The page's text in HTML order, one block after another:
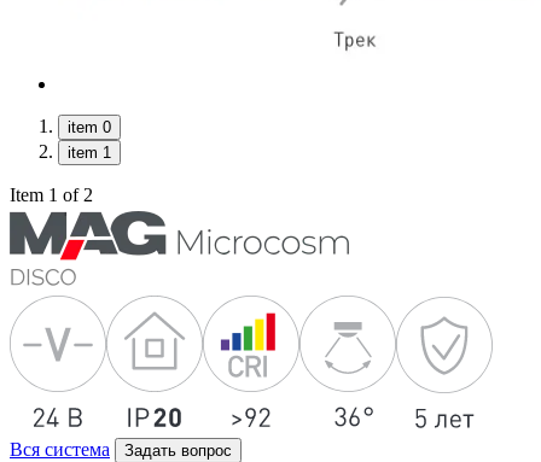
item 0
item 1
Item 1 of 2
Вся система Задать вопрос